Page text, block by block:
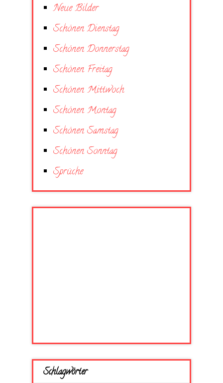
Neue Bilder
Schönen Dienstag
Schönen Donnerstag
Schönen Freitag
Schönen Mittwoch
Schönen Montag
Schönen Samstag
Schönen Sonntag
Sprüche
Schlagwörter